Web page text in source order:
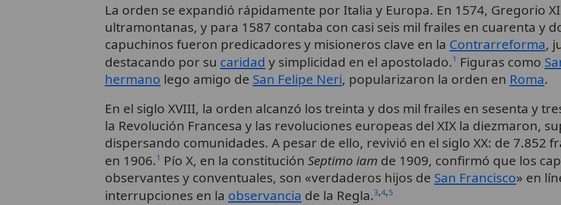
La orden se expandió rápidamente por Italia y Europa. En 1574, Gregorio
ultramontanas, y para 1587 contaba con casi seis mil frailes en cuarenta y
capuchinos fueron predicadores y misioneros clave en la Contrarreforma,
destacando por su caridad y simplicidad en el apostolado.1 Figuras como
hermano lego amigo de San Felipe Neri, popularizaron la orden en Roma.
En el siglo XVIII, la orden alcanzó los treinta y dos mil frailes en sesenta y
la Revolución Francesa y las revoluciones europeas del XIX la diezmaron,
dispersando comunidades. A pesar de ello, revivió en el siglo XX: de 7.852
en 1906.1 Pío X, en la constitución Septimo iam de 1909, confirmó que los
observantes y conventuales, son «verdaderos hijos de San Francisco» en
interrupciones en la observancia de la Regla.3,4,5